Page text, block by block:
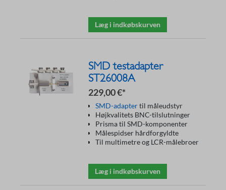
Læg i indkøbskurven
SMD testadapter
ST26008A
229,00 €*
SMD-adaptertil måleudstyr
Højkvalitets BNC-tilslutninger
Prisma til SMD-komponenter
Målespidser hårdforgyldte
Til multimetre og LCR-målebroer
Læg i indkøbskurven